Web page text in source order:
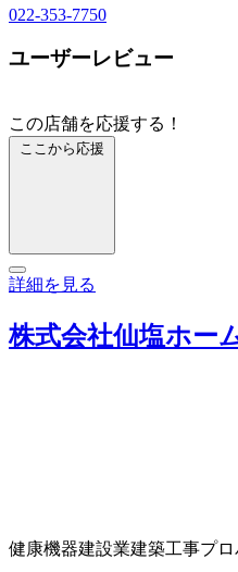
022-353-7750
ユーザーレビュー
この店舗を応援する！
ここから応援
詳細を見る
株式会社仙塩ホー
健康機器建設業建築工事プ